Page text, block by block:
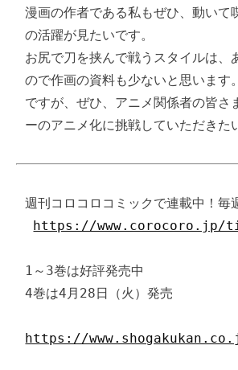
漫画の作者である私もぜひ、動いて
の活躍が見たいです。
お尻で刀を挟んで戦うスタイルは、
ので作画の資料も少ないと思います。
ですが、ぜひ、アニメ関係者の皆さ
ーのアニメ化に挑戦していただきた
週刊コロコロコミックで連載中！毎
https://www.corocoro.jp/
1～3巻は好評発売中
4巻は4月28日（火）発売
https://